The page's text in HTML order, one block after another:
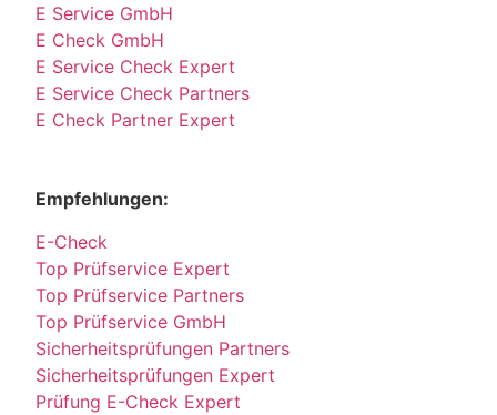
E Service GmbH
E Check GmbH
E Service Check Expert
E Service Check Partners
E Check Partner Expert
Empfehlungen:
E-Check
Top Prüfservice Expert
Top Prüfservice Partners
Top Prüfservice GmbH
Sicherheitsprüfungen Partners
Sicherheitsprüfungen Expert
Prüfung E-Check Expert